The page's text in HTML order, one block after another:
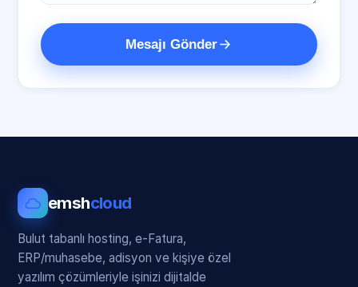
Mesajı Gönder
emshcloud
Bulut tabanlı hosting, e-Fatura,
ERP/muhasebe, adisyon ve kişiye özel
yazılım çözümleriyle işinizi dijitalde